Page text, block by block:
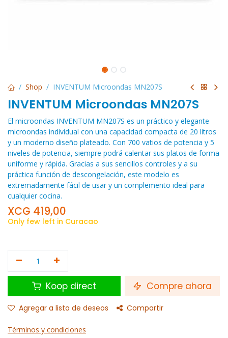
Shop INVENTUM Microondas MN207S
INVENTUM Microondas MN207S
El microondas INVENTUM MN207S es un práctico y elegante
microondas individual con una capacidad compacta de 20 litros
y un moderno diseño plateado. Con 700 vatios de potencia y 5
niveles de potencia, siempre podrá calentar sus platos de forma
uniforme y rápida. Gracias a sus sencillos controles y a su
práctica función de descongelación, este modelo es
extremadamente fácil de usar y un complemento ideal para
cualquier cocina.
XCG 419,00
Only few left in Curacao
Koop direct Compre ahora
Agregar a lista de deseos Compartir
Términos y condiciones